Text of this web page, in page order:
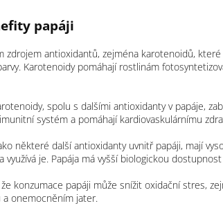
papáji
zdrojem antioxidantů, zejména karotenoidů,
Karotenoidy pomáhají rostlinám
spolu s dalšími antioxidanty v papáje,
systém a pomáhají kardiovaskulárnímu
některé další antioxidanty uvnitř papáji, mají
využívá je. Papája má vyšší biologickou
konzumace papáji může snížit oxidační stres,
onemocněním jater.